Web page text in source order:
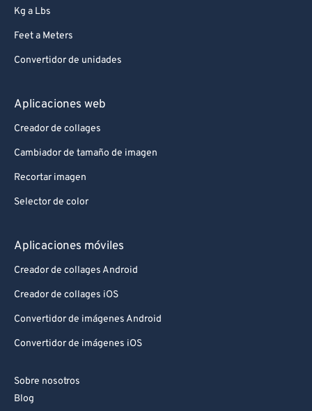
Kg a Lbs
Feet a Meters
Convertidor de unidades
Aplicaciones web
Creador de collages
Cambiador de tamaño de imagen
Recortar imagen
Selector de color
Aplicaciones móviles
Creador de collages Android
Creador de collages iOS
Convertidor de imágenes Android
Convertidor de imágenes iOS
Sobre nosotros
Blog